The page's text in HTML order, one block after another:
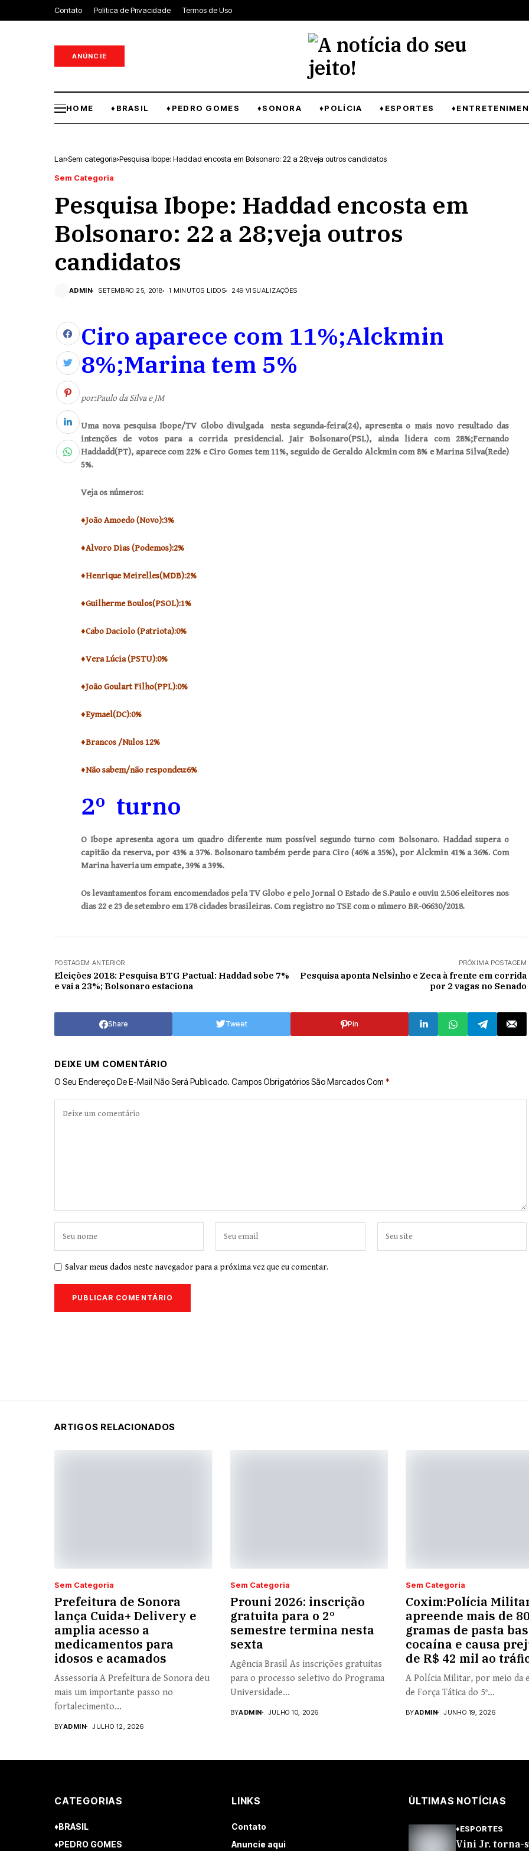
Contato Política de Privacidade Termos de Uso
ANÚNCIE
HOME ♦BRASIL ♦PEDRO GOMES ♦SONORA ♦POLÍCIA ♦ESPORTES
Lar Sem categoria Pesquisa Ibope: Haddad encosta em Bolsonaro: 22 a 28;veja outros candidatos
Sem Categoria
Pesquisa Ibope: Haddad encosta em
Bolsonaro: 22 a 28;veja outros
candidatos
ADMIN SETEMBRO 25, 2018 1 MINUTOS LIDOS 249 VISUALIZAÇÕES
Ciro aparece com 11%;Alckmin
8%;Marina tem 5%
por:Paulo da Silva e JM
Uma nova pesquisa Ibope/TV Globo divulgada nesta segunda-feira(24), apresenta o mais novo resultado das
intenções de votos para a corrida presidencial. Jair Bolsonaro(PSL), ainda lidera com 28%;Fernando
Haddadd(PT), aparece com 22% e Ciro Gomes tem 11%, seguido de Geraldo Alckmin com 8% e Marina Silva(Rede)
5%.
Veja os números:
♦João Amoedo (Novo):3%
♦Alvoro Dias (Podemos):2%
♦Henrique Meirelles(MDB):2%
♦Guilherme Boulos(PSOL):1%
♦Cabo Daciolo (Patriota):0%
♦Vera Lúcia (PSTU):0%
♦João Goulart Filho(PPL):0%
♦Eymael(DC):0%
♦Brancos /Nulos 12%
♦Não sabem/não respondeu:6%
2º turno
O Ibope apresenta agora um quadro diferente num possível segundo turno com Bolsonaro. Haddad supera o
capitão da reserva, por 43% a 37%. Bolsonaro também perde para Ciro (46% a 35%), por Alckmin 41% a 36%. Com
Marina haveria um empate, 39% a 39%.
Os levantamentos foram encomendados pela TV Globo e pelo Jornal O Estado de S.Paulo e ouviu 2.506 eleitores nos
dias 22 e 23 de setembro em 178 cidades brasileiras. Com registro no TSE com o número BR-06630/2018.
POSTAGEM ANTERIOR
Eleições 2018: Pesquisa BTG Pactual: Haddad sobe 7%
e vai a 23%; Bolsonaro estaciona
PRÓXIMA POSTAGEM
Pesquisa aponta Nelsinho e Zeca à frente em corrida
por 2 vagas no Senado
Share Tweet Pin
DEIXE UM COMENTÁRIO
O Seu Endereço De E-Mail Não Será Publicado. Campos Obrigatórios São Marcados Com *
Salvar meus dados neste navegador para a próxima vez que eu comentar.
ARTIGOS RELACIONADOS
Sem Categoria
Prefeitura de Sonora
lança Cuida+ Delivery e
amplia acesso a
medicamentos para
idosos e acamados
Assessoria A Prefeitura de Sonora deu
mais um importante passo no
fortalecimento...
BYADMIN JULHO 12, 2026
Sem Categoria
Prouni 2026: inscrição
gratuita para o 2º
semestre termina nesta
sexta
Agência Brasil As inscrições gratuitas
para o processo seletivo do Programa
Universidade...
BYADMIN JULHO 10, 2026
Sem Categoria
Coxim:Polícia
apreende mais de
gramas de pasta
cocaína e causa
de R$ 42 mil ao
A Polícia Militar, por meio da
de Força Tática do 5º...
BYADMIN JUNHO 19, 2026
CATEGORIAS
♦BRASIL
♦PEDRO GOMES
LINKS
Contato
Anuncie aqui
ÙLTIMAS NOTÍCIAS
♦ESPORTES
Vini Jr. torna-